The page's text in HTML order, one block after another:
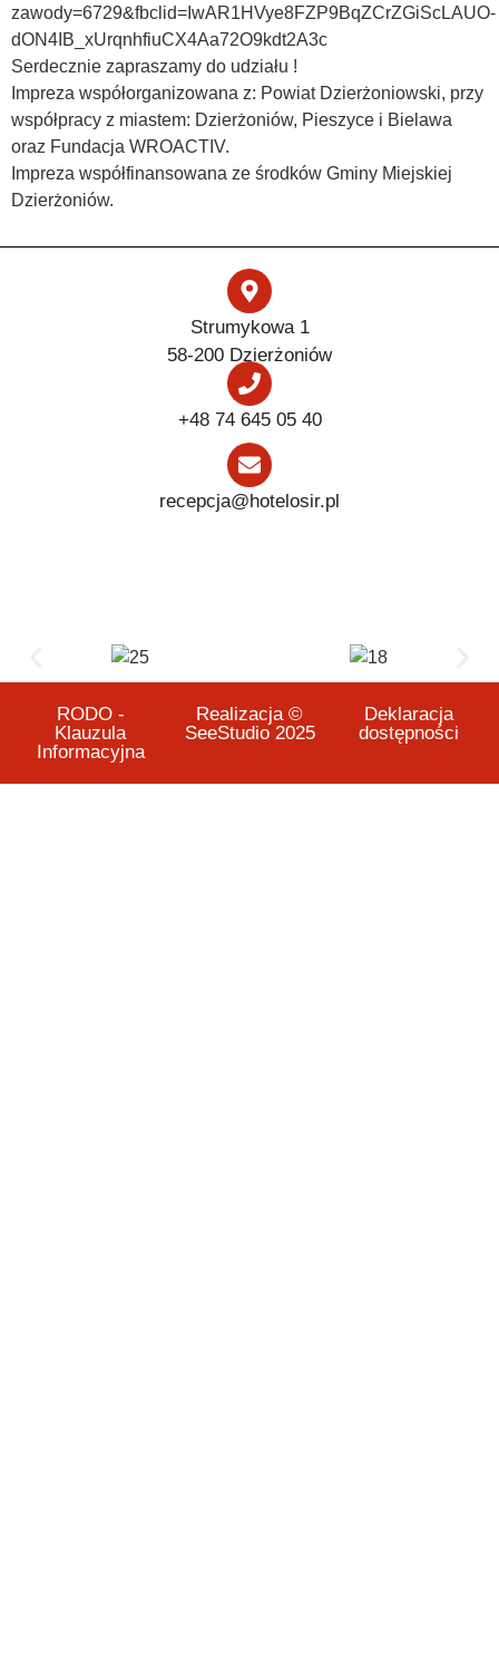
zawody=6729&fbclid=IwAR1HVye8FZP9BqZCrZGiScLAUO-
dON4IB_xUrqnhfiuCX4Aa72O9kdt2A3c
Serdecznie zapraszamy do udziału !
Impreza współorganizowana z: Powiat Dzierżoniowski, przy
współpracy z miastem: Dzierżoniów, Pieszyce i Bielawa
oraz Fundacja WROACTIV.
Impreza współfinansowana ze środków Gminy Miejskiej
Dzierżoniów.
Strumykowa 1
58-200 Dzierżoniów
+48 74 645 05 40
recepcja@hotelosir.pl
RODO -
Klauzula
Informacyjna
Realizacja ©
SeeStudio 2025
Deklaracja
dostępności